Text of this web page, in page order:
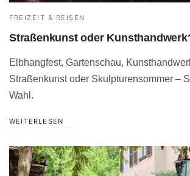
FREIZEIT & REISEN
Straßenkunst oder
Elbhangfest, Gartenschau,
Straßenkunst oder Skulpturensommer –
Wahl.
WEITERLESEN